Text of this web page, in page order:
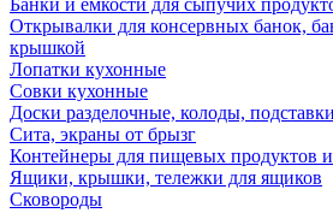
Банки и емкости для сыпучих
Открывалки для консервных банок,
крышкой
Лопатки кухонные
Совки кухонные
Доски разделочные, колоды,
Сита, экраны от брызг
Контейнеры для пищевых продуктов
Ящики, крышки, тележки для ящиков
Сковороды